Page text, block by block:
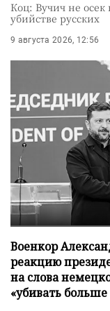
Коц: Вучич не осек
убийстве русских
9 августа 2026, 12:56
Военкор
реакцию
на слова
«убивать больше